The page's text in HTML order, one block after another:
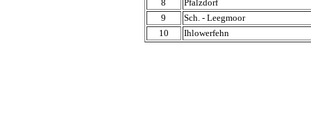
8
Pfalzdorf
9
Sch. - Leegmoor
10
Ihlowerfehn